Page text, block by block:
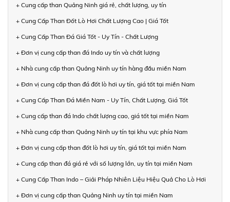
+ Cung cấp than Quảng Ninh giá rẻ, chất lượng, uy tín
+ Cung Cấp Than Đốt Lò Hơi Chất Lượng Cao | Giá Tốt
+ Cung Cấp Than Đá Giá Tốt - Uy Tín - Chất Lượng
+ Đơn vị cung cấp than đá Indo uy tín và chất lượng
+ Nhà cung cấp than Quảng Ninh uy tín hàng đầu miền Nam
+ Đơn vị cung cấp than đá đốt lò hơi uy tín, giá tốt tại miền Nam
+ Cung Cấp Than Đá Miền Nam - Uy Tín, Chất Lượng, Giá Tốt
+ Cung cấp than đá Indo chất lượng cao, giá tốt tại miền Nam
+ Nhà cung cấp than Quảng Ninh uy tín tại khu vực phía Nam
+ Đơn vị cung cấp than đốt lò hơi uy tín, giá tốt tại miền Nam
+ Cung cấp than đá giá rẻ với số lượng lớn, uy tín tại miền Nam
+ Cung Cấp Than Indo – Giải Pháp Nhiên Liệu Hiệu Quả Cho Lò Hơi
+ Đơn vị cung cấp than Quảng Ninh uy tín tại miền Nam